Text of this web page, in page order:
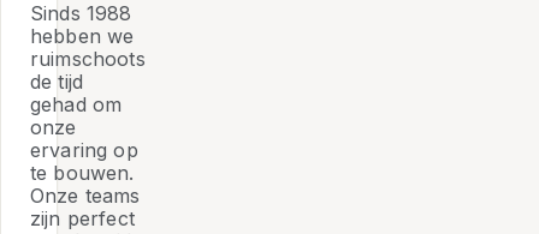
Sinds 1988
hebben we
ruimschoots
de tijd
gehad om
onze
ervaring op
te bouwen.
Onze teams
zijn perfect